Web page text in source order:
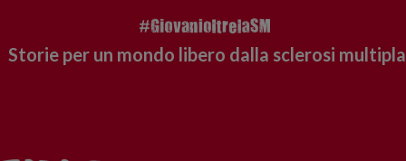
Storie per un mondo libero dalla sclerosi multipla